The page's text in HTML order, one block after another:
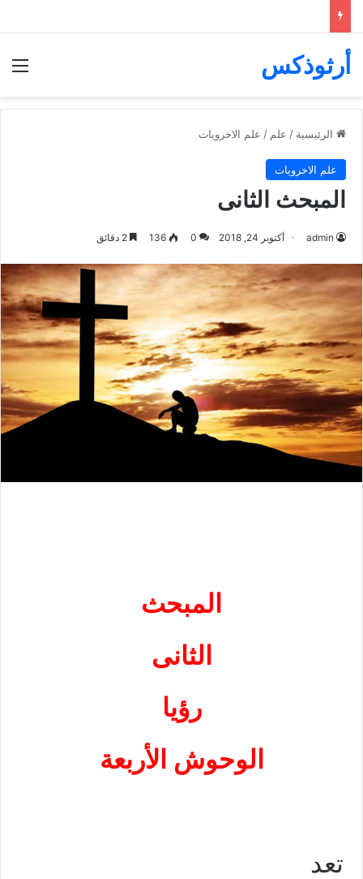
أرثوذكس
الرئيسية / علم / علم الاخرويات
علم الاخرويات
المبحث الثانى
admin أكتوبر 24, 2018 0
136
المبحث
الثانى
رؤيا
الوحوش الأربعة
تعد